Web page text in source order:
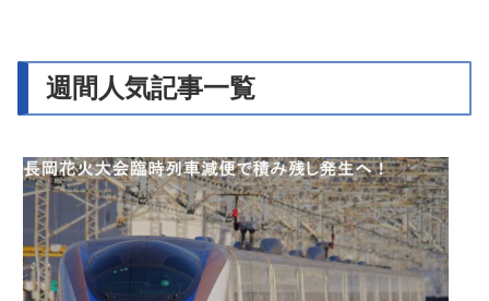
週間人気記事一覧